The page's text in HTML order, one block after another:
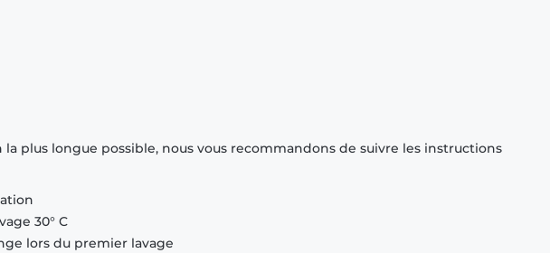
plus longue possible, nous vous recommandons de suivre les instructions
30° C
lors du premier lavage